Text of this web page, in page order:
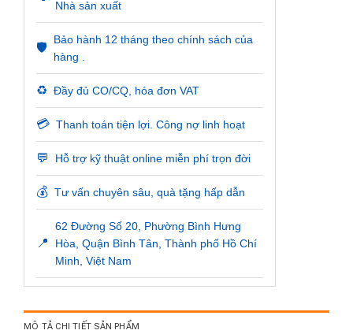
Nhà sản xuất
🛡️
Bảo hành 12 tháng theo chính sách của
hàng .
♻️ Đầy đủ CO/CQ, hóa đơn VAT
💳 Thanh toán tiện lợi. Công nợ linh hoạt
💬 Hỗ trợ kỹ thuật online miễn phí trọn đời
💰 Tư vấn chuyên sâu, quà tặng hấp dẫn
📍
62 Đường Số 20, Phường Bình Hưng
Hòa, Quận Bình Tân, Thành phố Hồ Chí
Minh, Việt Nam
MÔ TẢ CHI TIẾT SẢN PHẨM